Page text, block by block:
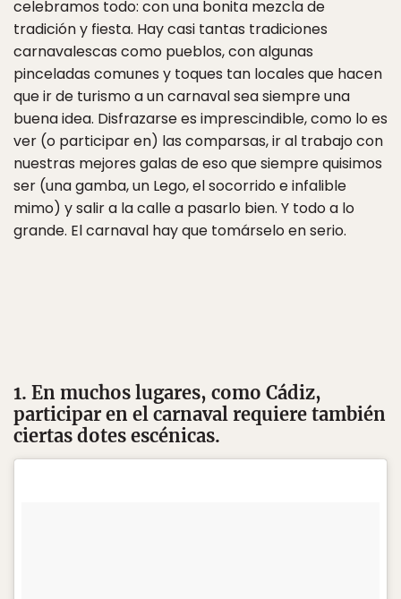
celebramos todo: con una bonita mezcla de
tradición y fiesta. Hay casi tantas tradiciones
carnavalescas como pueblos, con algunas
pinceladas comunes y toques tan locales que hacen
que ir de turismo a un carnaval sea siempre una
buena idea. Disfrazarse es imprescindible, como lo es
ver (o participar en) las comparsas, ir al trabajo con
nuestras mejores galas de eso que siempre quisimos
ser (una gamba, un Lego, el socorrido e infalible
mimo) y salir a la calle a pasarlo bien. Y todo a lo
grande. El carnaval hay que tomárselo en serio.
1. En muchos lugares, como Cádiz,
participar en el carnaval requiere también
ciertas dotes escénicas.